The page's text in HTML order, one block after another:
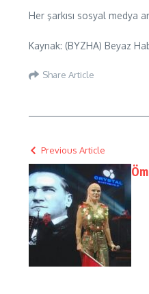
Her şarkısı sosyal medya
Kaynak: (BYZHA) Beyaz
Share Article
Previous Article